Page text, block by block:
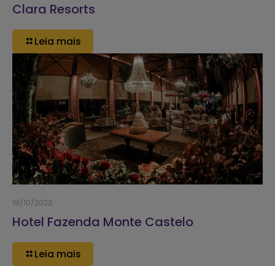
Clara Resorts
Leia mais
18/10/2023
Hotel Fazenda Monte Castelo
Leia mais